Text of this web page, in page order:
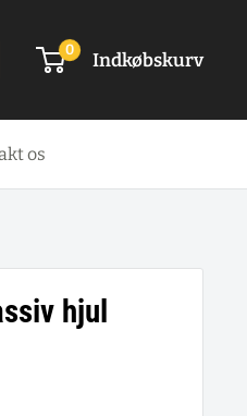
0 Indkøbskurv
os
hjul